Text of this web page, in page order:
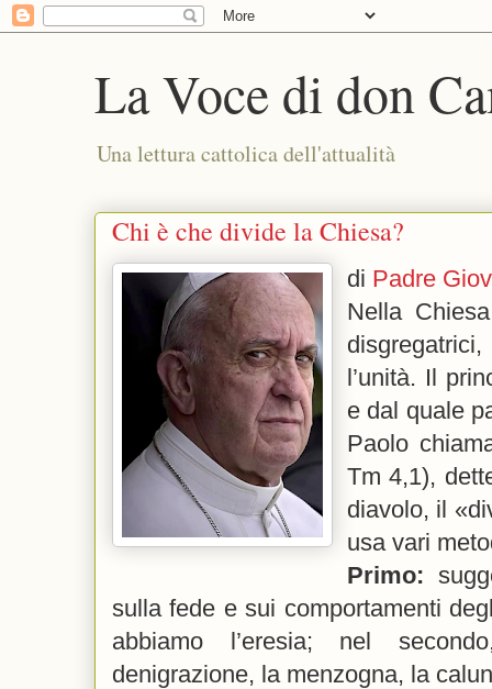
La Voce di don
Una lettura cattolica dell'attualità
Chi è che divide la Chiesa?
di Padre
Nella
l’unità. Il
e dal quale
Paolo
Tm 4,1),
diavolo, il
usa vari
Primo:
sulla fede e sui comportamenti
abbiamo l’eresia; nel
denigrazione, la menzogna, la